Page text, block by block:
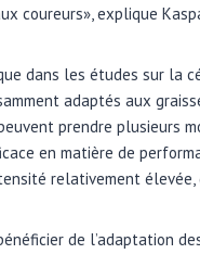
coureurs», explique
dans les études sur la
adaptés aux
prendre plusieurs
en matière de
relativement élevée,
de l’adaptation